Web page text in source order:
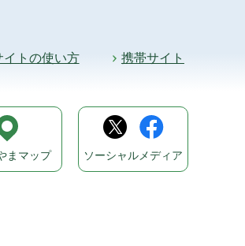
イトの使い方 携帯サイト
まマップ ソーシャルメディア